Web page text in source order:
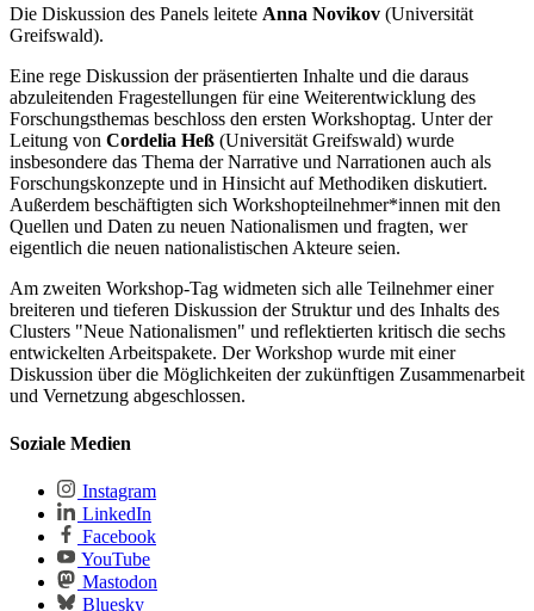
Die Diskussion des Panels leitete Anna Novikov (Universität
Greifswald).
Eine rege Diskussion der präsentierten Inhalte und die daraus
abzuleitenden Fragestellungen für eine Weiterentwicklung des
Forschungsthemas beschloss den ersten Workshoptag. Unter der
Leitung von Cordelia Heß (Universität Greifswald) wurde
insbesondere das Thema der Narrative und Narrationen auch als
Forschungskonzepte und in Hinsicht auf Methodiken diskutiert.
Außerdem beschäftigten sich Workshopteilnehmer*innen mit den
Quellen und Daten zu neuen Nationalismen und fragten, wer
eigentlich die neuen nationalistischen Akteure seien.
Am zweiten Workshop-Tag widmeten sich alle Teilnehmer einer
breiteren und tieferen Diskussion der Struktur und des Inhalts des
Clusters "Neue Nationalismen" und reflektierten kritisch die sechs
entwickelten Arbeitspakete. Der Workshop wurde mit einer
Diskussion über die Möglichkeiten der zukünftigen Zusammenarbeit
und Vernetzung abgeschlossen.
Soziale Medien
Instagram
LinkedIn
Facebook
YouTube
Mastodon
Bluesky